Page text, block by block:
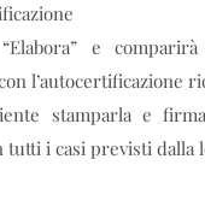
e
l’autocertificazione
stamparla e
i casi previsti dalla